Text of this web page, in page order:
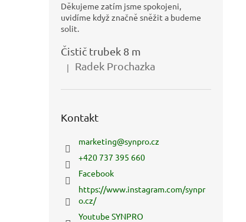
Děkujeme zatím jsme spokojeni,
uvidíme když značně sněžit a budeme
solit.
Čistič trubek 8 m
Hodnocení produktu je 5 z 5 hvězdiček.
| Radek Prochazka
Kontakt
marketing@synpro.cz
+420 737 395 660
Facebook
https://www.instagram.com/synpr
o.cz/
Youtube SYNPRO